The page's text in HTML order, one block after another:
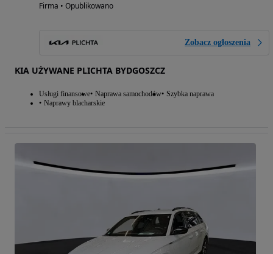
Firma • Opublikowano
Zobacz ogłoszenia
KIA UŻYWANE PLICHTA BYDGOSZCZ
Usługi finansowe Naprawa samochodów Szybka naprawa
Naprawy blacharskie